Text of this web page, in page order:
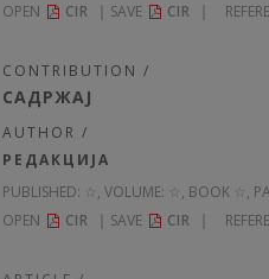
OPEN
CIR SAVE CIR
CONTRIBUTION /
САДРЖАЈ
AUTHOR /
РЕДАКЦИЈА
PUBLISHED: ☆, VOLUME: ☆ , BOOK ☆,
OPEN
CIR SAVE CIR